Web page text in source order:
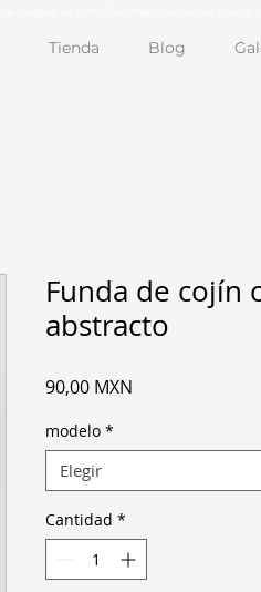
Tienda Blog
Funda de cojín
abstracto
90,00 MXN
modelo *
Elegir
Cantidad *